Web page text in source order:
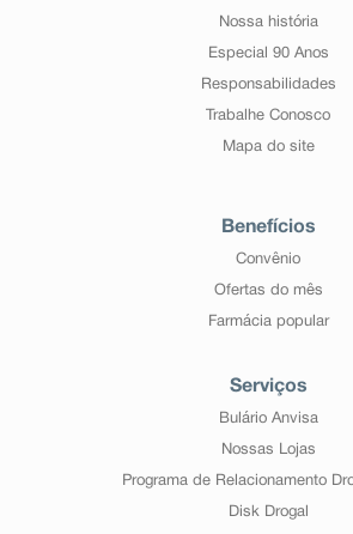
Nossa história
Especial 90 Anos
Responsabilidades
Trabalhe Conosco
Mapa do site
Benefícios
Convênio
Ofertas do mês
Farmácia popular
Serviços
Bulário Anvisa
Nossas Lojas
Programa de Relacionamento
Disk Drogal